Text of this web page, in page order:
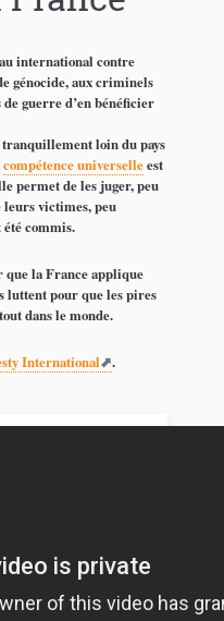
international contre
génocide, aux criminels
guerre d’en bénéficier
loin du pays
compétence universelleest
permet de les juger, peu
victimes, peu
commis.
que la France applique
luttent pour que les pires
dans le monde.
International .